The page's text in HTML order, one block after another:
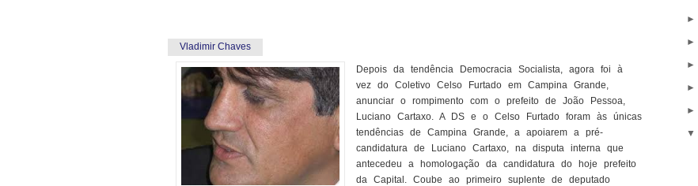
Vladimir Chaves
Depois da tendência Democracia Socialista, agora foi à
vez do Coletivo Celso Furtado em Campina Grande,
anunciar o rompimento com o prefeito de João Pessoa,
Luciano Cartaxo. A DS e o Celso Furtado foram às únicas
tendências de Campina Grande, a apoiarem a pré-
candidatura de Luciano Cartaxo, na disputa interna que
antecedeu a homologação da candidatura do hoje prefeito
da Capital. Coube ao primeiro suplente de deputado
►
►
►
►
►
▼